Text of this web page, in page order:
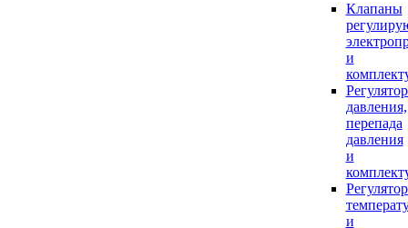
Клапаны
и
давления,
перепада
давления
и
и